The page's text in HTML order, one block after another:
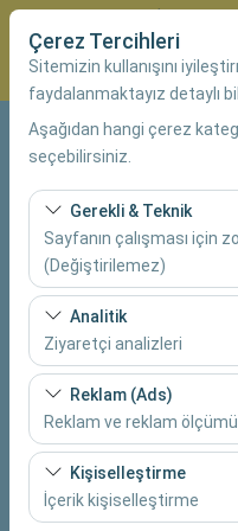
Çerez Tercihleri
Sitemizin kullanışını
faydalanmaktayız detaylı
Aşağıdan hangi çerez
seçebilirsiniz.
Gerekli & Teknik
Sayfanın çalışması için
(Değiştirilemez)
Bu çerezler sitenin doğru
oturum yönetimi ve
dışı bırakılamaz.
Analitik
Ziyaretçi analizleri
Bu çerezler, sitemizin nasıl
en çok ziyaret edilen
analiz etmemizi sağlar.
performansını ölçmek ve
iyileştirmek için kullanılır.
Reklam (Ads)
Reklam ve reklam ölçümü
Bu çerezler, size ilgi
reklamlar göstermemize
etkinliğini (gösterim
Kişiselleştirme
İçerik kişiselleştirme
Alış Lokasyonu
Muğla Dalaman
Aracı farklı bir lokasyona
Alış Tarih & Saat
Bırakış Tarih & Saat